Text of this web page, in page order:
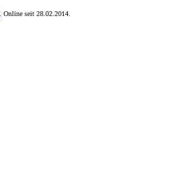
. Online seit 28.02.2014.